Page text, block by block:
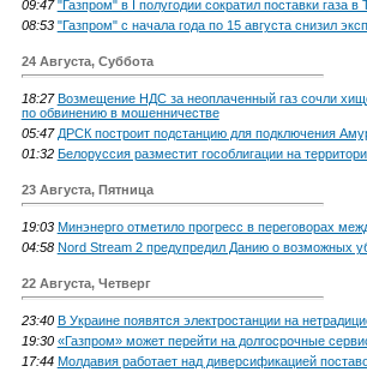
09:47 "Газпром" в I полугодии сократил поставки газа
08:53 "Газпром" с начала года по 15 августа снизил
24 Августа, Суббота
18:27 Возмещение НДС за неоплаченный газ сочли
по обвинению в мошенничестве
05:47 ДРСК построит подстанцию для подключения
01:32 Белоруссия разместит гособлигации на
23 Августа, Пятница
19:03 Минэнерго отметило прогресс в переговорах
04:58 Nord Stream 2 предупредил Данию о возможных
22 Августа, Четверг
23:40 В Украине появятся электростанции на
19:30 «Газпром» может перейти на долгосрочные
17:44 Молдавия работает над диверсификацией